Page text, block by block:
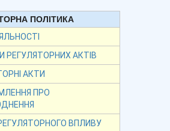
ПОЛІТИКА
РЕГУЛЯТОРНИХ АКТІВ
АКТИ
ПРО
ВПЛИВУ